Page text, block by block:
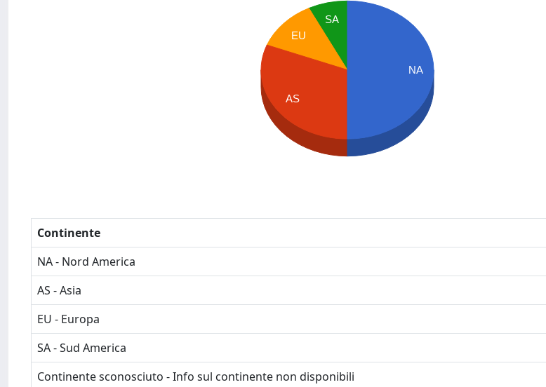
SA
EU
AS
NA
Continente
NA - Nord America
AS - Asia
EU - Europa
SA - Sud America
Continente sconosciuto - Info sul continente non disponibili